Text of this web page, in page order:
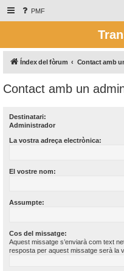
PMF
Índex del fòrum
Contact amb un
Destinatari:
Administrador
La vostra adreça electrònica:
El vostre nom:
Assumpte:
Cos del missatge:
Aquest missatge s’enviarà com text
resposta per aquest missatge serà la